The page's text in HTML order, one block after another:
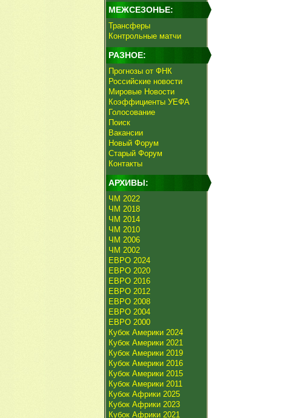
МЕЖСЕЗОНЬЕ:
Трансферы
Контрольные матчи
РАЗНОЕ:
Прогнозы от ФНК
Российские новости
Мировые Новости
Коэффициенты УЕФА
Голосование
Поиск
Вакансии
Новый Форум
Старый Форум
Контакты
АРХИВЫ:
ЧМ 2022
ЧМ 2018
ЧМ 2014
ЧМ 2010
ЧМ 2006
ЧМ 2002
ЕВРО 2024
ЕВРО 2020
ЕВРО 2016
ЕВРО 2012
ЕВРО 2008
ЕВРО 2004
ЕВРО 2000
Кубок Америки 2024
Кубок Америки 2021
Кубок Америки 2019
Кубок Америки 2016
Кубок Америки 2015
Кубок Америки 2011
Кубок Африки 2025
Кубок Африки 2023
Кубок Африки 2021